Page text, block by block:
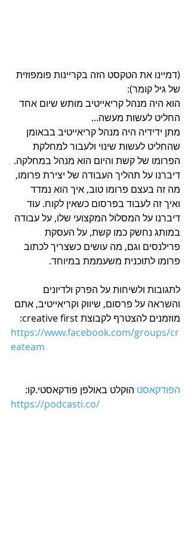
(דמיינו את הטקסט הזה בקריינות פומפוזית
של גיל קומר):
הוא היה מנהל קריאייטיב מותש שיום אחד
החליט לעשות מעשה...
מתן ידידיה היה מנהל קריאייטיב בבאומן
שהחליט לעשות שינוי ולעבור למחלקת
הפרומו של קשת והיום הוא מנהל במחלקה.
דיברנו על תהליך העבודה של יצירת פרומו,
מה זה בעצם פרומו טוב, איך הוא נמדד
ואיך זה לעבוד בפרסום כשאין לקוח. עוד
דיברנו על המסלול המקצועי שלו, על עבודה
במותג נחשק כמו קשת, על העסקת
פרילנסים וגם, מה עושים כשצריך לכתוב
פרומו לתוכנית משעממת במיוחד.
לתגובות ולשיחות על הפרק ולדיונים
והשראה על פרסום, שיווק וקריאייטיב, אתם
מוזמנים להצטרף לקבוצת creative first:
https://www.facebook.com/groups/cr
eateam
הפודקאסט הוקלט באולפן פודקאסטי.קו:
https://podcasti.co/